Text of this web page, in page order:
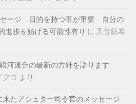
セージ 目的を持つ事が重要 自分の
進歩を妨げる可能性有り に 天音紡希
銀河連合の最新の方針を語ります
クロ より
来たアシュター司令官のメッセージ